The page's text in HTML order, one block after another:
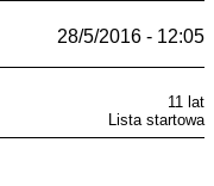
28/5/2016 - 12:05
11 lat
Lista startowa